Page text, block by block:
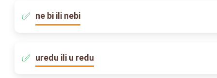
ne bi ili nebi
uredu ili u redu